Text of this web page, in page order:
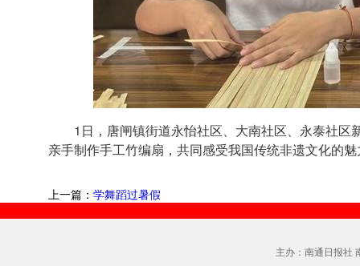
1日，唐闸镇街道永怡社区、大南社区、永泰社
亲手制作手工竹编扇，共同感受我国传统非遗文化的
上一篇： 学舞蹈过暑假
主办：南通日报社